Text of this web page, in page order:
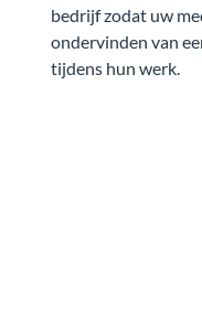
bedrijf zodat uw
ondervinden van
tijdens hun werk.